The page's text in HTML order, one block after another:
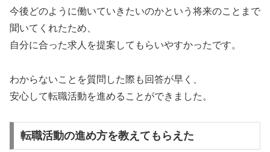
今後どのように働いていきたいのかという将来のことまで
聞いてくれたため、
自分に合った求人を提案してもらいやすかったです。
わからないことを質問した際も回答が早く、
安心して転職活動を進めることができました。
転職活動の進め方を教えてもらえた